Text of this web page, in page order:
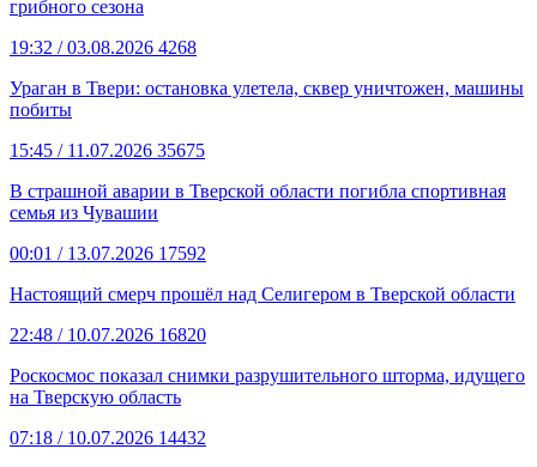
грибного сезона
19:32 / 03.08.2026 4268
Ураган в Твери: остановка улетела, сквер уничтожен, машины
побиты
15:45 / 11.07.2026 35675
В страшной аварии в Тверской области погибла спортивная
семья из Чувашии
00:01 / 13.07.2026 17592
Настоящий смерч прошёл над Селигером в Тверской области
22:48 / 10.07.2026 16820
Роскосмос показал снимки разрушительного шторма, идущего
на Тверскую область
07:18 / 10.07.2026 14432